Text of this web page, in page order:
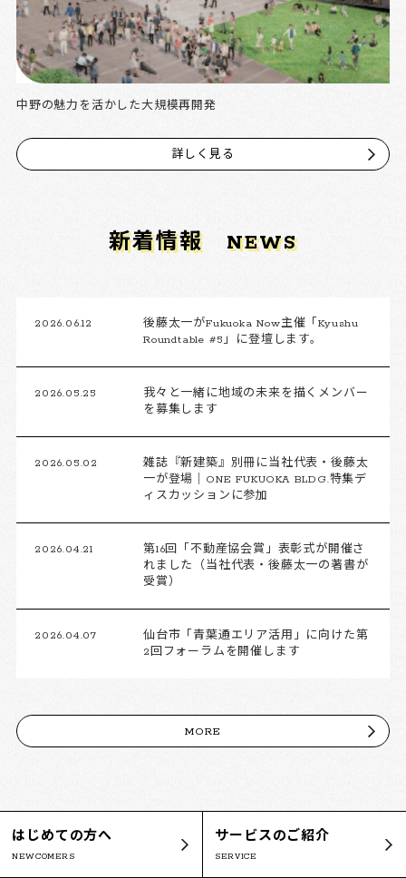
中野の魅力を活かした大規模再開発
詳しく見る
新着情報 NEWS
2026.06.12
後藤太一がFukuoka Now主催「Kyushu
Roundtable #5」に登壇します。
2026.05.25
我々と一緒に地域の未来を描くメンバー
を募集します
2026.05.02
雑誌『新建築』別冊に当社代表・後藤太
一が登場｜ONE FUKUOKA BLDG.特集デ
ィスカッションに参加
2026.04.21
第16回「不動産協会賞」表彰式が開催さ
れました（当社代表・後藤太一の著書が
受賞）
2026.04.07
仙台市「青葉通エリア活用」に向けた第
2回フォーラムを開催します
MORE
はじめての方へ
NEWCOMERS
サービスのご紹介
SERVICE